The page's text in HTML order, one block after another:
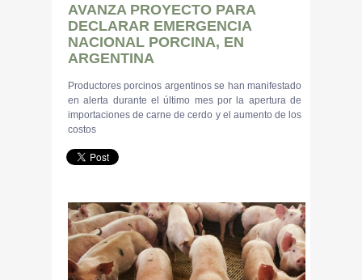
AVANZA PROYECTO PARA
DECLARAR EMERGENCIA
NACIONAL PORCINA, EN
ARGENTINA
Productores porcinos argentinos se han manifestado
en alerta durante el último mes por la apertura de
importaciones de carne de cerdo y el aumento de los
costos